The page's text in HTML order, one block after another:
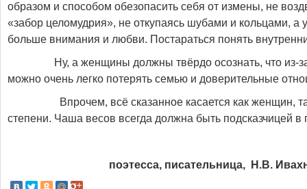
образом и способом обезопасить себя от измены, не
«забор целомудрия», не откупаясь шубами и кольцами, а
больше внимания и любви. Постараться понять
Ну, а женщины должны твёрдо осознать, что из-за
можно очень легко потерять семью и доверительные
Впрочем, всё сказанное касается как женщин,
степени. Чаша весов всегда должна быть подсказчицей в
поэтесса, писательница, Н.В.